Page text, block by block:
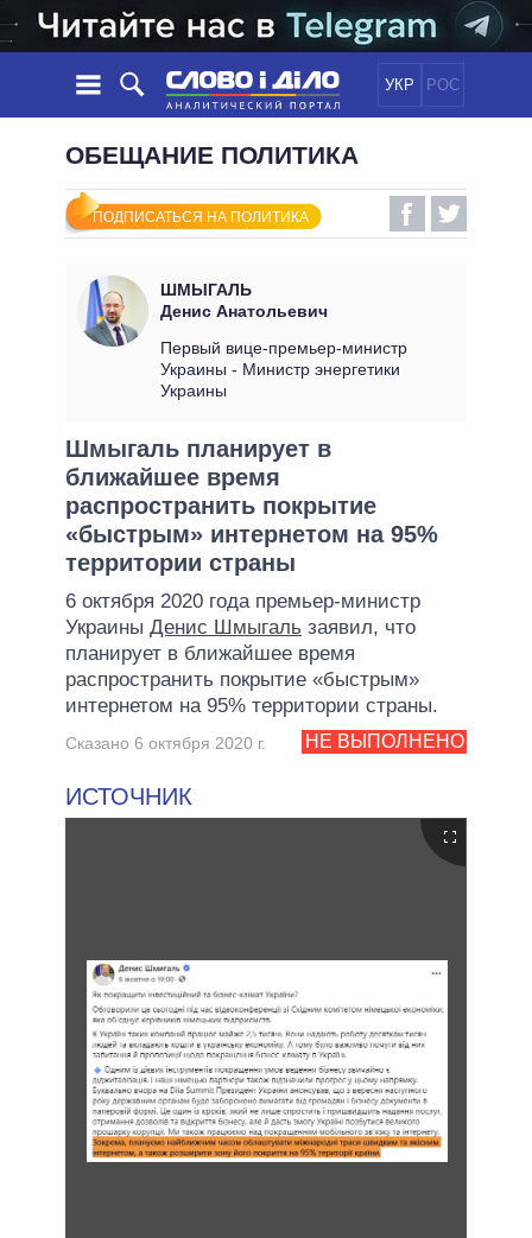
УКР РОС
НОВОСТИ
ЛЕНТА
СОБЫТИЯ
СТАТЬИ
МНЕНИЯ
ОБЗОРЫ
ДАЙДЖЕСТЫ
ПОЛИТИКА
ЭКОНОМИКА
МИР
ОБЕЩАНИЯ
ВСЕ ПОЛИТИКИ
ПРЕЗИДЕНТ И ОФИС
ВЕРХОВНАЯ РАДА
ГЛАВЫ ОБЛАДМИНИСТРАЦИЙ
МЭРЫ
ВСЕ ПЕРСОНЫ
ИНФОГРАФИКА
ВИДЕО
СРАВНЕНИЕ ПОЛИТИКОВ
ОБЕЩАНИЕ ПОЛИТИКА
ПОДПИСАТЬСЯ НА ПОЛИТИКА
ШМЫГАЛЬ
Денис Анатольевич
Первый вице-премьер-министр
Украины - Министр энергетики
Украины
Шмыгаль планирует в
ближайшее время
распространить покрытие
«быстрым» интернетом на 95%
территории страны
6 октября 2020 года премьер-министр
Украины Денис Шмыгаль заявил, что
планирует в ближайшее время
распространить покрытие «быстрым»
интернетом на 95% территории страны.
НЕ ВЫПОЛНЕНО
Сказано 6 октября 2020 г.
ИСТОЧНИК